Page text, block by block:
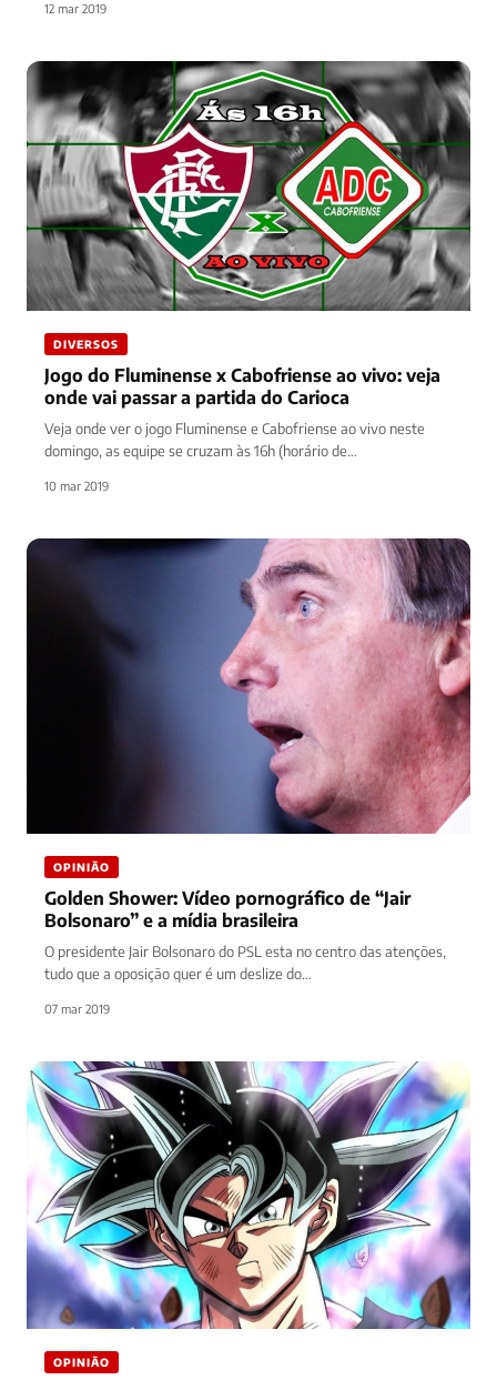
12 mar 2019
DIVERSOS
Jogo do Fluminense x Cabofriense ao vivo: veja
onde vai passar a partida do Carioca
Veja onde ver o jogo Fluminense e Cabofriense ao vivo neste
domingo, as equipe se cruzam às 16h (horário de…
10 mar 2019
OPINIÃO
Golden Shower: Vídeo pornográfico de “Jair
Bolsonaro” e a mídia brasileira
O presidente Jair Bolsonaro do PSL esta no centro das atenções,
tudo que a oposição quer é um deslize do…
07 mar 2019
OPINIÃO